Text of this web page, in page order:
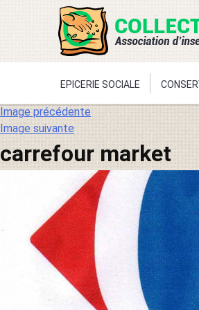
Aller
au
contenu
EPICERIE SOCIALE
Image précédente
Image suivante
carrefour market